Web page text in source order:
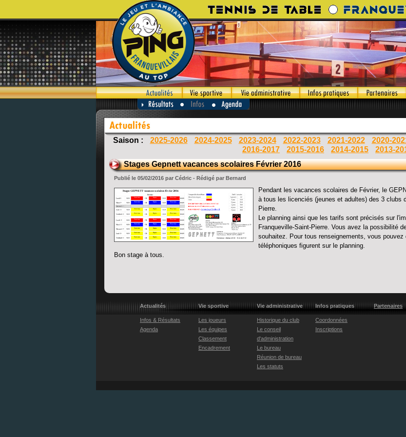
Saison : 2025-2026 2024-2025 2023-2024 2022-2023 2021-2022 2020-
2016-2017
2015-2016 2014-2015
2013-
Stages Gepnett vacances scolaires Février 2016
Publié le 05/02/2016 par Cédric - Rédigé par Bernard
Pendant les vacances scolaires de Février, le
à tous les licenciés (jeunes et adultes) des 3 clubs
Pierre.
Le planning ainsi que les tarifs sont précisés sur
Franqueville-Saint-Pierre. Vous avez la possibilité
souhaitez. Pour tous renseignements, vous
téléphoniques figurent sur le planning.
Bon stage à tous.
Actualités
Infos & Résultats
Agenda
Vie sportive
Les joueurs
Les équipes
Classement
Encadrement
Vie administrative
Historique du club
Le conseil
d'administration
Le bureau
Réunion de bureau
Les statuts
Infos pratiques
Coordonnées
Inscriptions
Partenaires